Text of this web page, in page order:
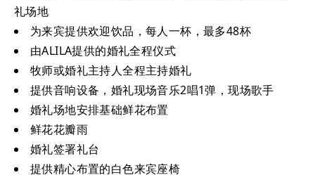
礼场地
为来宾提供欢迎饮品，每人一杯，最多48杯
由ALILA提供的婚礼全程仪式
牧师或婚礼主持人全程主持婚礼
提供音响设备，婚礼现场音乐2唱1弹，现场歌手
婚礼场地安排基础鲜花布置
鲜花花瓣雨
婚礼签署礼台
提供精心布置的白色来宾座椅